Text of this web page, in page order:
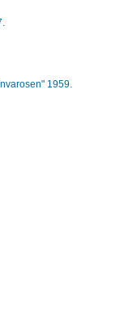
1959.